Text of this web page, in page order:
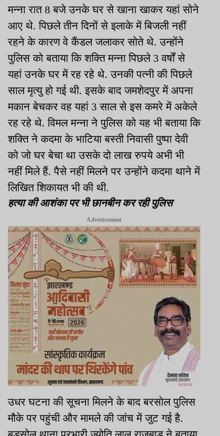
मन्ना रात 8 बजे उनके घर से खाना खाकर यहां सोने
आए थे. पिछले तीन दिनों से इलाके में बिजली नहीं
रहने के कारण वे कैंडल जलाकर सोते थे. उन्होंने
पुलिस को बताया कि शक्ति मन्ना पिछले 3 वर्षों से
यहां उनके घर में रह रहे थे. उनकी पत्नी की पिछले
साल मृत्यु हो गई थी. इसके बाद जमशेदपुर में अपना
मकान बेचकर वह यहां 3 साल से इस कमरे में अकेले
रह रहे थे. विमल मन्ना ने पुलिस को यह भी बताया कि
शक्ति ने कदमा के भाटिया बस्ती निवासी पुष्पा देवी
को जो घर बेचा था उसके दो लाख रुपये अभी भी
नहीं मिले हैं. पैसे नहीं मिलने पर उन्होंने कदमा थाने में
लिखित शिकायत भी की थी.
हत्या की आशंका पर भी छानबीन कर रही पुलिस
Advertisement
उधर घटना की सूचना मिलने के बाद बरसोल पुलिस
मौके पर पहुंची और मामले की जांच में जुट गई है.